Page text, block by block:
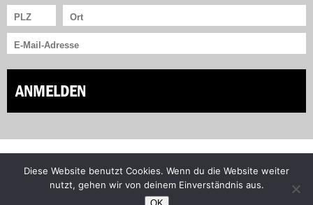
ANMELDEN
Facebook
Bluesky
Instagram
Diese Website benutzt Cookies. Wenn du die Website weiter
nutzt, gehen wir von deinem Einverständnis aus.